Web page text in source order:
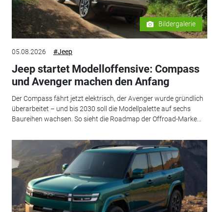
Bildergalerie
05.08.2026 #Jeep
Jeep startet Modelloffensive: Compass
und Avenger machen den Anfang
Der Compass fährt jetzt elektrisch, der Avenger wurde gründlich
überarbeitet – und bis 2030 soll die Modellpalette auf sechs
Baureihen wachsen. So sieht die Roadmap der Offroad-Marke...